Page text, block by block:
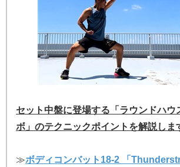
セット中盤に登場する「ラウンドハウ
ボ」のテクニックポイントを解説しま
≫ボディコンバット18-2 「